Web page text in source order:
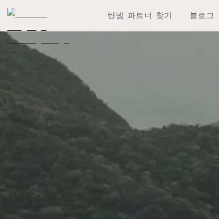
탄뎀 파트너 찾기 블로그